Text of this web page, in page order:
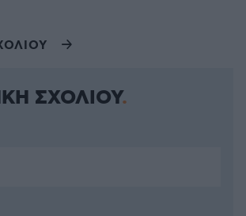
ΣΧΟΛΙΟΥ